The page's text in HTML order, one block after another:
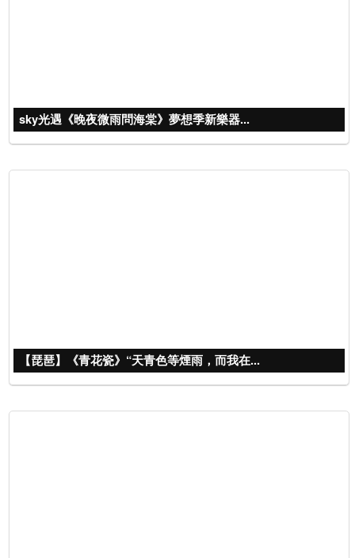
sky光遇《晚夜微雨問海棠》夢想季新樂器...
【琵琶】《青花瓷》“天青色等煙雨，而我在...